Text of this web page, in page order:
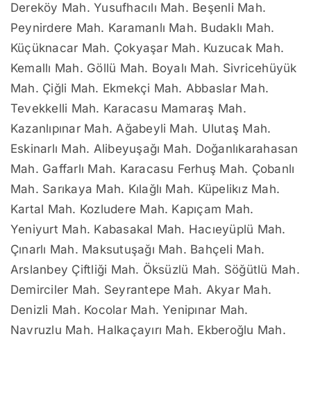
Dereköy Mah. Yusufhacılı Mah. Beşenli Mah.
Peynirdere Mah. Karamanlı Mah. Budaklı Mah.
Küçüknacar Mah. Çokyaşar Mah. Kuzucak Mah.
Kemallı Mah. Göllü Mah. Boyalı Mah. Sivricehüyük
Mah. Çiğli Mah. Ekmekçi Mah. Abbaslar Mah.
Tevekkelli Mah. Karacasu Mamaraş Mah.
Kazanlıpınar Mah. Ağabeyli Mah. Ulutaş Mah.
Eskinarlı Mah. Alibeyuşağı Mah. Doğanlıkarahasan
Mah. Gaffarlı Mah. Karacasu Ferhuş Mah. Çobanlı
Mah. Sarıkaya Mah. Kılağlı Mah. Küpelikız Mah.
Kartal Mah. Kozludere Mah. Kapıçam Mah.
Yeniyurt Mah. Kabasakal Mah. Hacıeyüplü Mah.
Çınarlı Mah. Maksutuşağı Mah. Bahçeli Mah.
Arslanbey Çiftliği Mah. Öksüzlü Mah. Söğütlü Mah.
Demirciler Mah. Seyrantepe Mah. Akyar Mah.
Denizli Mah. Kocolar Mah. Yenipınar Mah.
Navruzlu Mah. Halkaçayırı Mah. Ekberoğlu Mah.